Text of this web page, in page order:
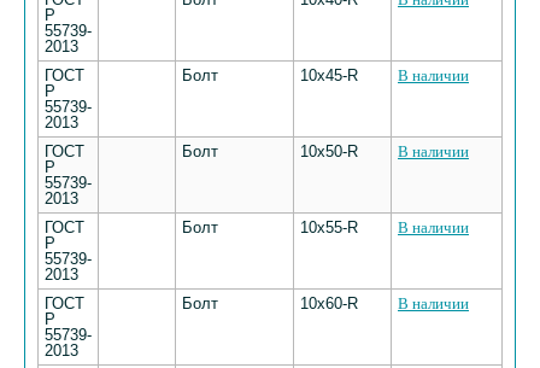
Р
55739-
2013
ГОСТ
Р
55739-
2013
Болт 10х45-R В наличии
ГОСТ
Р
55739-
2013
Болт 10х50-R В наличии
ГОСТ
Р
55739-
2013
Болт 10х55-R В наличии
ГОСТ
Р
55739-
2013
Болт 10х60-R В наличии